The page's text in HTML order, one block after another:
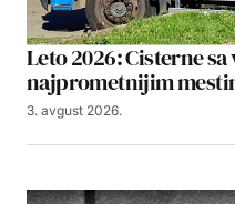
Leto 2026: Cisterne
najprometnijim
3. avgust 2026.